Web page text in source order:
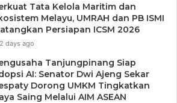
bertugas mengembangkan ilmu
publik, riset strategis, serta
secara nyata,” jelasnya.
Tata Kelola Maritim dan
Melayu, UMRAH dan PB ISMI
Persiapan ICSM 2026
2 days ago
Tanjungpinang Siap
AI: Senator Dwi Ajeng Sekar
Dorong UMKM Tingkatkan
Saing Melalui AIM ASEAN